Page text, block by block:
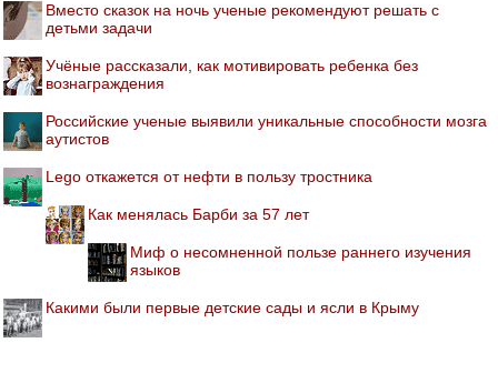
Вместо сказок на ночь ученые рекомендуют решать с
детьми задачи
Учёные рассказали, как мотивировать ребенка без
вознаграждения
Российские ученые выявили уникальные способности мозга
аутистов
Lego откажется от нефти в пользу тростника
Как менялась Барби за 57 лет
Миф о несомненной пользе раннего изучения
языков
Какими были первые детские сады и ясли в Крыму